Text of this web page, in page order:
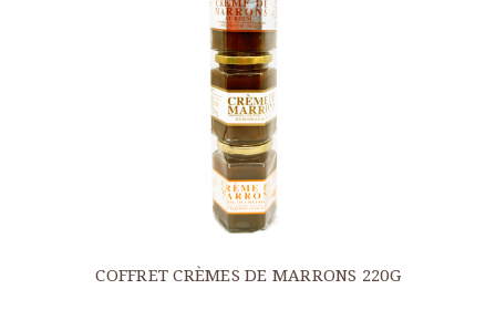
COFFRET CRÈMES DE MARRONS 220G